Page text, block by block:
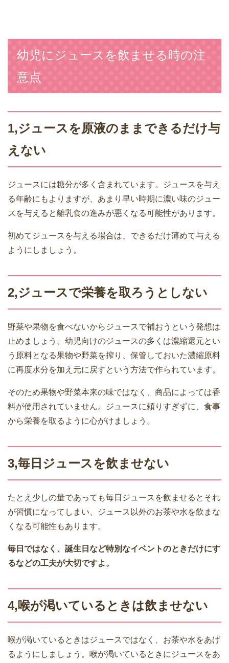
幼児にジュースを飲ませる時の注
意点
1,ジュースを原液のままできるだけ与
えない
ジュースには糖分が多く含まれています。ジュースを与え
る年齢にもよりますが、あまり早い時期に濃い味のジュー
スを与えると離乳食の進みが悪くなる可能性があります。
初めてジュースを与える場合は、できるだけ薄めて与える
ようにしましょう。
2,ジュースで栄養を取ろうとしない
野菜や果物を食べないからジュースで補おうという発想は
止めましょう。幼児向けのジュースの多くは濃縮還元とい
う原料となる果物や野菜を搾り、保管しておいた濃縮原料
に再度水分を加え元に戻すという方法で作られています。
そのため果物や野菜本来の味ではなく、商品によっては香
料が使用されていません。ジュースに頼りすぎずに、食事
から栄養を取るように心がけましょう。
3,毎日ジュースを飲ませない
たとえ少しの量であっても毎日ジュースを飲ませるとそれ
が習慣になってしまい、ジュース以外のお茶や水を飲まな
くなる可能性もあります。
毎日ではなく、誕生日など特別なイベントのときだけにす
るなどの工夫が大切ですよ。
4,喉が渇いているときは飲ませない
喉が渇いているときはジュースではなく、お茶や水をあげ
るようにしましょう。喉が渇いているときにジュースをあ